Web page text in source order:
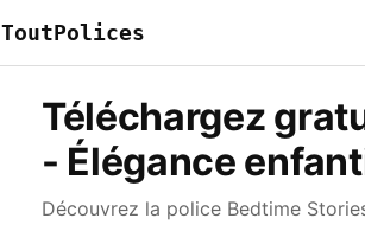
ToutPolices
Téléchargez
- Élégance
Découvrez la police Bedtime